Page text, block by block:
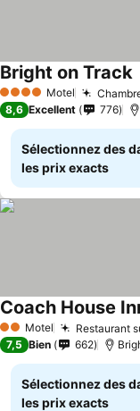
4 Étoiles Motel
Bright on Track
8,6 Excellent 776
Sélectionnez des
les prix exacts
2 ÉtoilesMotel Restaurant
Coach House
7,5 Bien 662
Sélectionnez des
les prix exacts